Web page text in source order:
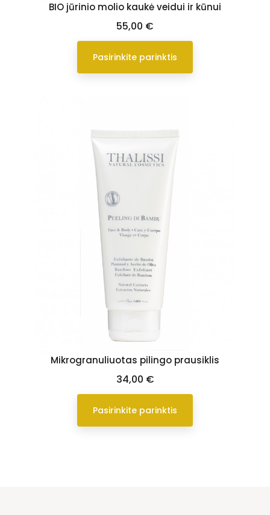
BIO jūrinio molio kaukė veidui ir kūnui
Kaina
55,00 €
Pasirinkite parinktis
Mikrogranuliuotas pilingo prausiklis
Kaina
34,00 €
Pasirinkite parinktis